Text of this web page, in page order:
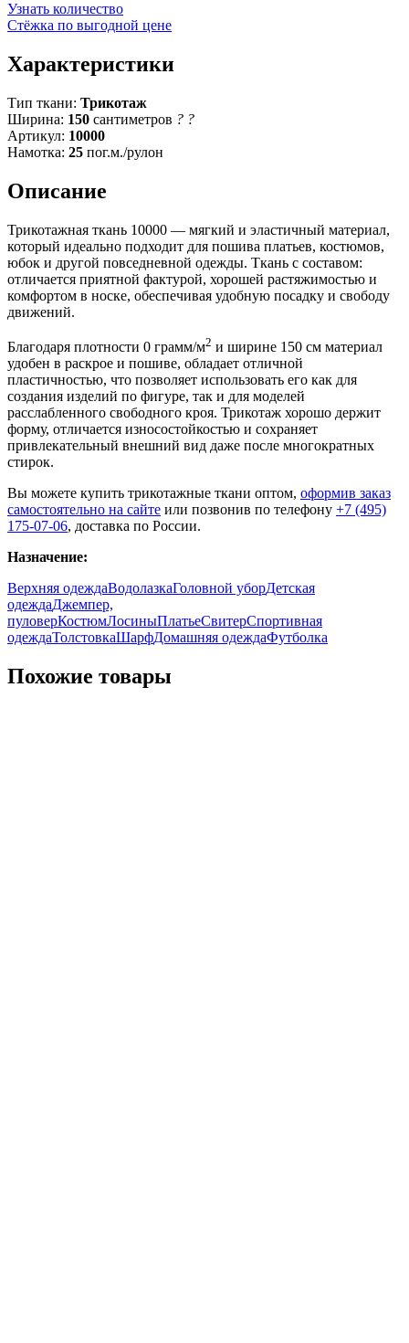
Узнать количество
Стёжка по выгодной цене
Характеристики
Тип ткани: Трикотаж
Ширина: 150 сантиметров ? ?
Артикул: 10000
Намотка: 25 пог.м./рулон
Описание
Трикотажная ткань 10000 — мягкий и эластичный материал,
который идеально подходит для пошива платьев, костюмов,
юбок и другой повседневной одежды. Ткань с составом:
отличается приятной фактурой, хорошей растяжимостью и
комфортом в носке, обеспечивая удобную посадку и свободу
движений.
Благодаря плотности 0 грамм/м2 и ширине 150 см материал
удобен в раскрое и пошиве, обладает отличной
пластичностью, что позволяет использовать его как для
создания изделий по фигуре, так и для моделей
расслабленного свободного кроя. Трикотаж хорошо держит
форму, отличается износостойкостью и сохраняет
привлекательный внешний вид даже после многократных
стирок.
Вы можете купить трикотажные ткани оптом, оформив заказ
самостоятельно на сайте или позвонив по телефону +7 (495)
175-07-06, доставка по России.
Назначение:
Верхняя одеждаВодолазкаГоловной уборДетская
одеждаДжемпер,
пуловерКостюмЛосиныПлатьеСвитерСпортивная
одеждаТолстовкаШарфДомашняя одеждаФутболка
Похожие товары